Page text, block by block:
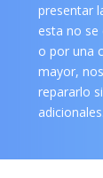
presentar
esta no se
o por una
mayor,
repararlo
adicionales.